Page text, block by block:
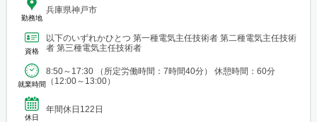
勤務地
兵庫県神戸市
資格
以下のいずれかひとつ 第一種電気主任技術者 第二種電気主任技術
者 第三種電気主任技術者
就業時間
8:50～17:30 （所定労働時間：7時間40分） 休憩時間：60分
（12:00～13:00）
休日
年間休日122日